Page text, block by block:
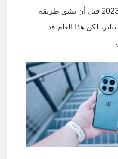
قبل أن يشق طريقه
يناير، لكن هذا العام قد
.